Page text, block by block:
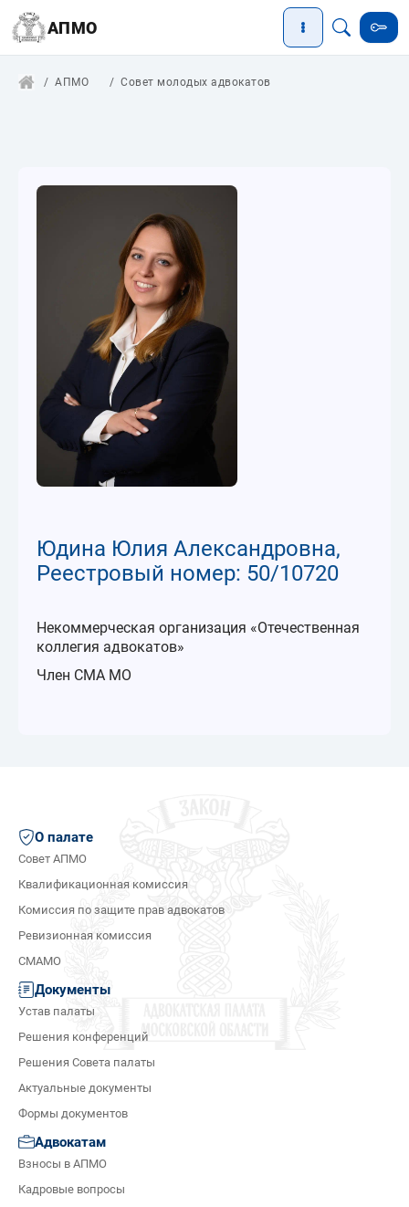
АПМО
АПМО Совет молодых адвокатов
Юдина Юлия Александровна,
Реестровый номер: 50/10720
Некоммерческая организация «Отечественная
коллегия адвокатов»
Член СМА МО
О палате
Совет АПМО
Квалификационная комиссия
Комиссия по защите прав адвокатов
Ревизионная комиссия
СМАМО
Документы
Устав палаты
Решения конференций
Решения Совета палаты
Актуальные документы
Формы документов
Адвокатам
Взносы в АПМО
Кадровые вопросы